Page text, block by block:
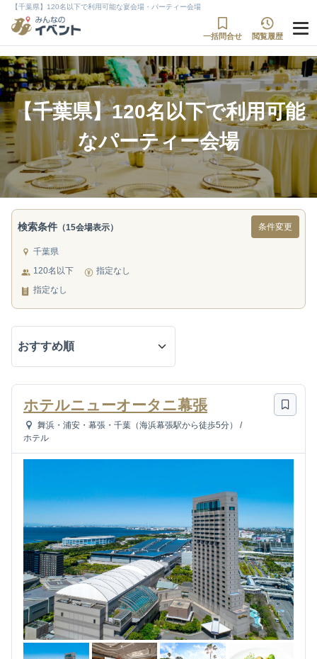
【千葉県】120名以下で利用可能な宴会場・パーティー会場
一括問合せ 閲覧履歴
【千葉県】120名以下で利用可能
なパーティー会場
検索条件 （15会場表示） 条件変更
千葉県
120名以下
指定なし
指定なし
ホテルニューオータニ幕張
舞浜・浦安・幕張・千葉（海浜幕張駅から徒歩5分）
/
ホテル